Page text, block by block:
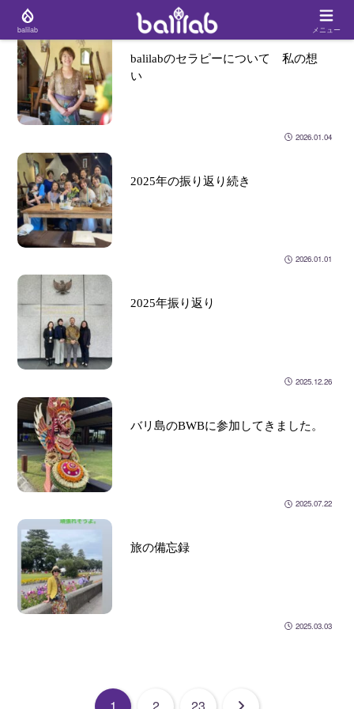
balilabのセラピーについて 私の想
い
2026.01.04
2025年の振り返り続き
2026.01.01
2025年振り返り
2025.12.26
バリ島のBWBに参加してきました。
2025.07.22
旅の備忘録
2025.03.03
次
balilab メニュー